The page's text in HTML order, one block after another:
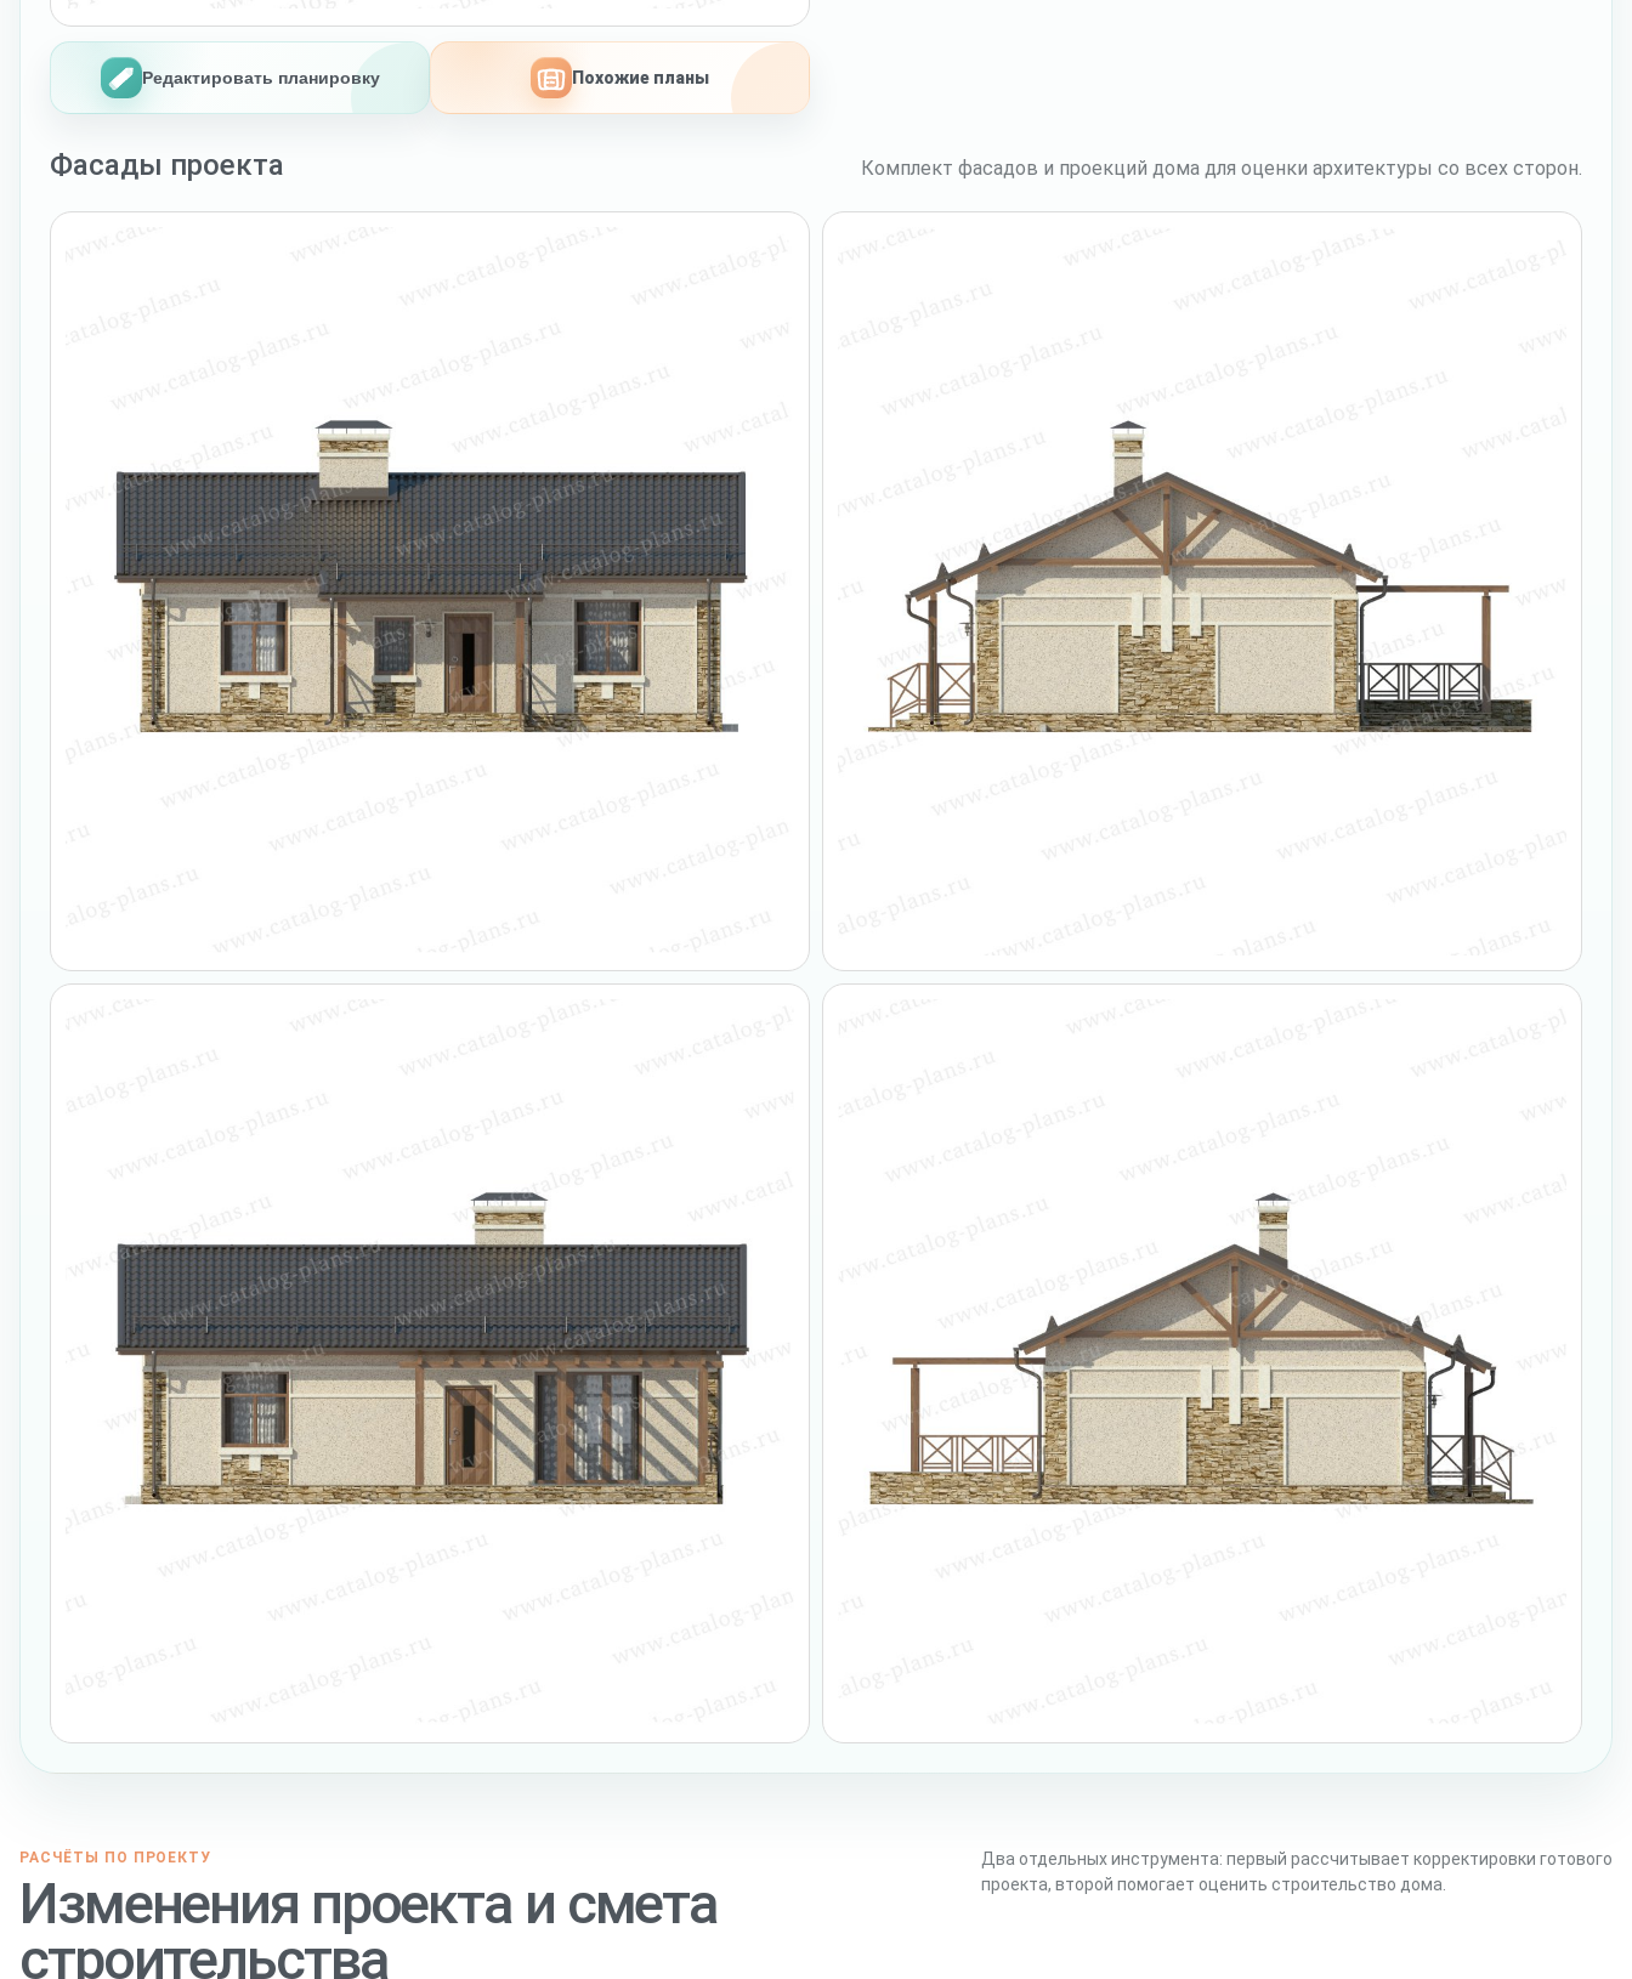
Редактировать планировку Похожие планы
Фасады проекта Комплект фасадов и проекций дома для оценки архитектуры со всех сторон.
РАСЧЁТЫ ПО ПРОЕКТУ
Изменения проекта и смета
строительства
Два отдельных инструмента: первый рассчитывает корректировки готового
проекта, второй помогает оценить строительство дома.